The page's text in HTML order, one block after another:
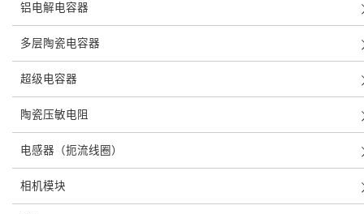
铝电解电容器
多层陶瓷电容器
超级电容器
陶瓷压敏电阻
电感器（扼流线圈）
相机模块